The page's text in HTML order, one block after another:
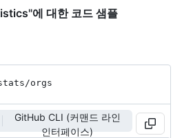
에 대한 코드 샘플
orgs
GitHub CLI (커맨드 라인
인터페이스)